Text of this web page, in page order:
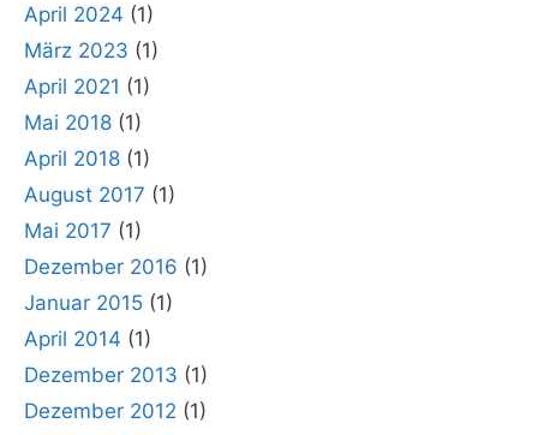
April 2024 (1)
März 2023 (1)
April 2021 (1)
Mai 2018 (1)
April 2018 (1)
August 2017 (1)
Mai 2017 (1)
Dezember 2016 (1)
Januar 2015 (1)
April 2014 (1)
Dezember 2013 (1)
Dezember 2012 (1)